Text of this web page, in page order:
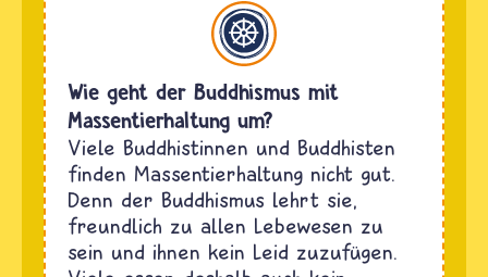
Buddhismus
Wie geht der Buddhismus mit
Massentierhaltung um?
Viele Buddhistinnen und Buddhisten
finden Massentierhaltung nicht gut.
Denn der Buddhismus lehrt sie,
freundlich zu allen Lebewesen zu
sein und ihnen kein Leid zuzufügen.